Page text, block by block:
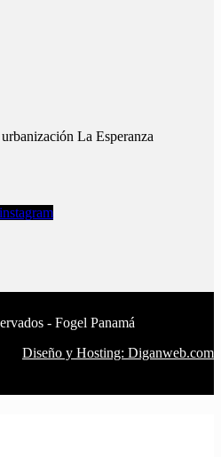
La Esperanza
- Fogel Panamá
Diseño y Hosting: Diganweb.com